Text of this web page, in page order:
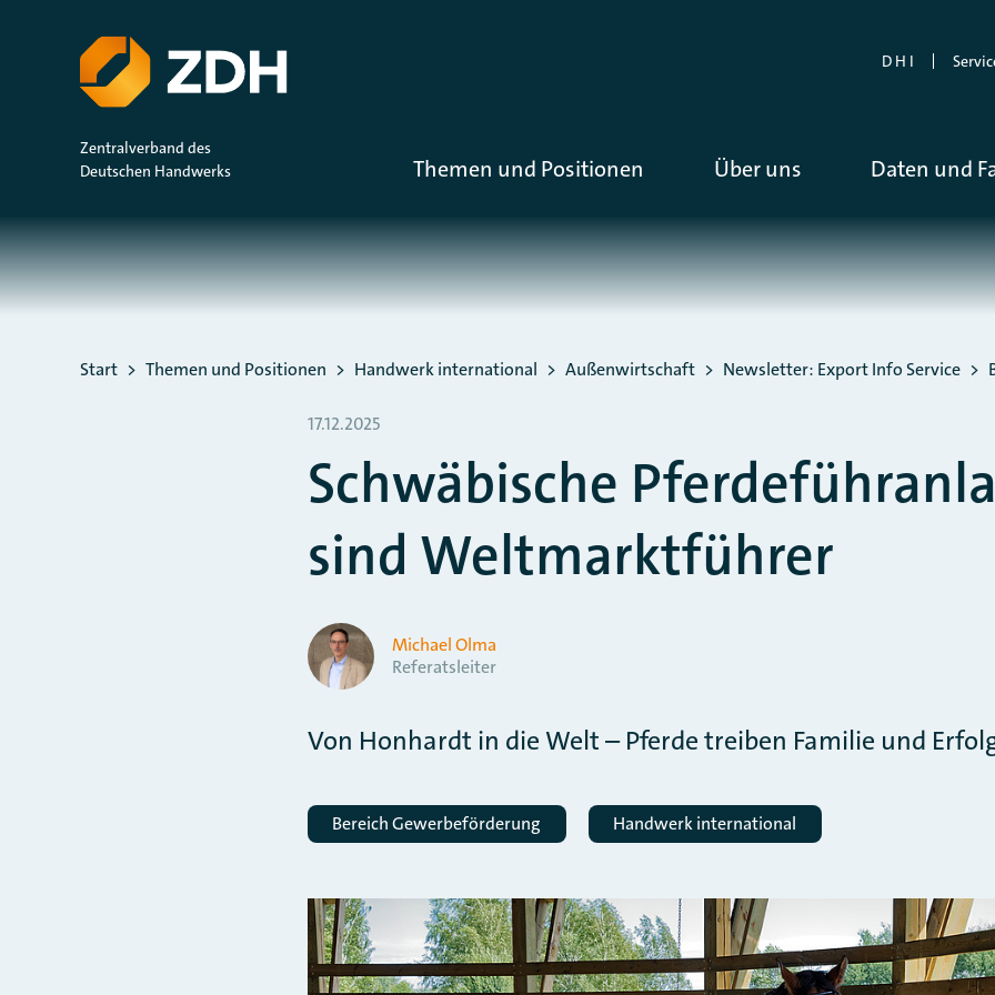
ZUM HAUPTINHALT SPRINGEN
D H I
Zentralverband des
Deutschen Handwerks
Themen und Positionen Über uns Daten und
Sie befinden sich hier:
Start Themen und Positionen Handwerk international Außenwirtschaft Newsletter: Export Info Service
17.12.2025
Schwäbische
sind Weltmarktführer
Michael Olma
Referatsleiter
Von Honhardt in die Welt – Pferde treiben Familie und
Bereich Gewerbeförderung Handwerk international